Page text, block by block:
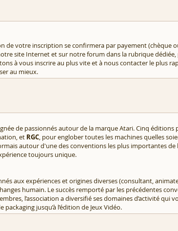
de votre inscription se confirmera par payement (chèque
site Internet et sur notre forum dans la rubrique
à vous inscrire au plus vite et à nous contacter le plus
au mieux.
de passionnés autour de la marque Atari. Cinq éditions
et RGC, pour englober toutes les machines quelles
autour d'une des conventions les plus importantes de
toujours unique.
aux expériences et origines diverses (consultant,
humain. Le succès remporté par les précédentes
l’association a diversifié ses domaines d’activité qui
jusqu’à l’édition de Jeux Vidéo.